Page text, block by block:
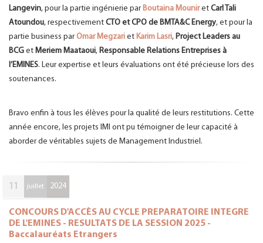
Langevin, pour la partie ingénierie parBoutaina Mouniret Carl Tali
Atoundou, respectivement CTO et CPO de BMTA&C Energy, et pour la
partie business parOmar Megzari et Karim Lasri, Project Leaders au
BCG et Meriem Maataoui, Responsable Relations Entreprises à
l’EMINES. Leur expertise et leurs évaluations ont été précieuse lors des
soutenances.
Bravo enfin à tous les élèves pour la qualité de leurs restitutions. Cette
année encore, les projets IMI ont pu témoigner de leur capacité à
aborder de véritables sujets de Management Industriel.
11 juillet 2024
CONCOURS D'ACCÈS AU CYCLE PREPARATOIRE INTEGRE
DE L'EMINES - RESULTATS DE LA SESSION 2025 -
Baccalauréats Etrangers